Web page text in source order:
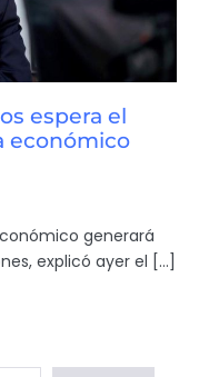
espera el
económico
generará
explicó ayer el […]